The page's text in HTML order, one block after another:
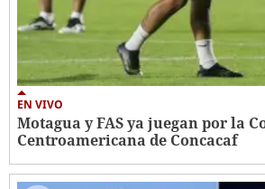
EN VIVO
Motagua y FAS ya juegan por la
Centroamericana de Concacaf